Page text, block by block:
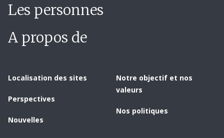
Les personnes
A propos de
Localisation des sites
Perspectives
Nouvelles
Notre objectif et nos
valeurs
Nos politiques